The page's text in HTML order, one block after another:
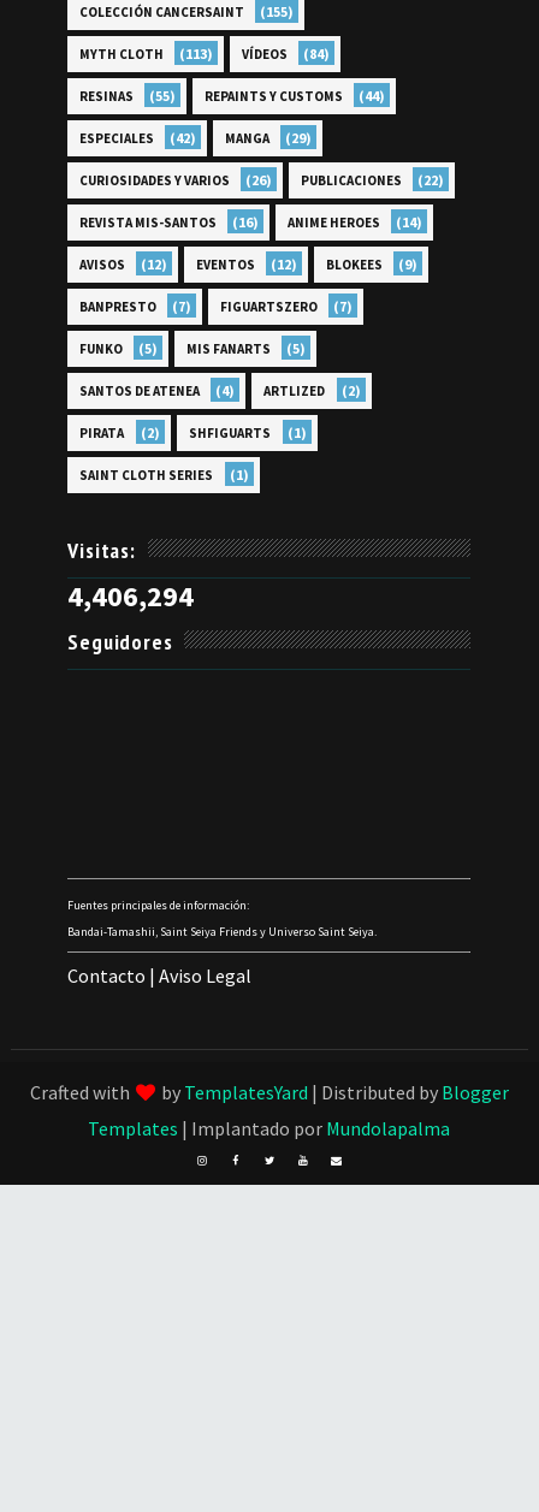
COLECCIÓN CANCERSAINT (155)
MYTH CLOTH (113) VÍDEOS (84)
RESINAS (55) REPAINTS Y CUSTOMS (44)
ESPECIALES (42) MANGA (29)
CURIOSIDADES Y VARIOS (26) PUBLICACIONES (22)
REVISTA MIS-SANTOS (16) ANIME HEROES (14)
AVISOS (12) EVENTOS (12) BLOKEES (9)
BANPRESTO (7) FIGUARTSZERO (7)
FUNKO (5) MIS FANARTS (5)
SANTOS DE ATENEA (4) ARTLIZED (2)
PIRATA (2) SHFIGUARTS (1)
SAINT CLOTH SERIES (1)
Visitas:
4,406,294
Seguidores
Fuentes principales de información:
Bandai-Tamashii, Saint Seiya Friends y Universo Saint Seiya.
Contacto |Aviso Legal
Crafted with by TemplatesYard | Distributed by Blogger
Templates | Implantado por Mundolapalma